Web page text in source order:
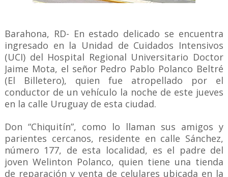
Barahona, RD- En estado delicado se encuentra
ingresado en la Unidad de Cuidados Intensivos
(UCI) del Hospital Regional Universitario Doctor
Jaime Mota, el señor Pedro Pablo Polanco Beltré
(El Billetero), quien fue atropellado por el
conductor de un vehículo la noche de este jueves
en la calle Uruguay de esta ciudad.
Don “Chiquitín”, como lo llaman sus amigos y
parientes cercanos, residente en calle Sánchez,
número 177, de esta localidad, es el padre del
joven Welinton Polanco, quien tiene una tienda
de reparación y venta de celulares ubicada en la